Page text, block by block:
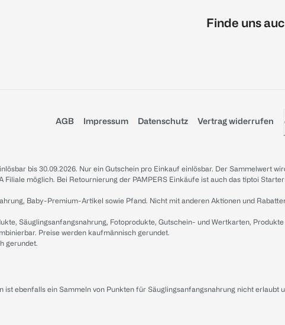
Finde uns
AGB Impressum Datenschutz Vertrag widerrufen
bis 30.09.2026. Nur ein Gutschein pro Einkauf einlösbar. Der Sammelwert
möglich. Bei Retournierung der PAMPERS Einkäufe ist auch das tiptoi
Baby-Premium-Artikel sowie Pfand. Nicht mit anderen Aktionen und
Säuglingsanfangsnahrung, Fotoprodukte, Gutschein- und Wertkarten,
Preise werden kaufmännisch gerundet.
gerundet.
ebenfalls ein Sammeln von Punkten für Säuglingsanfangsnahrung nicht erlaubt